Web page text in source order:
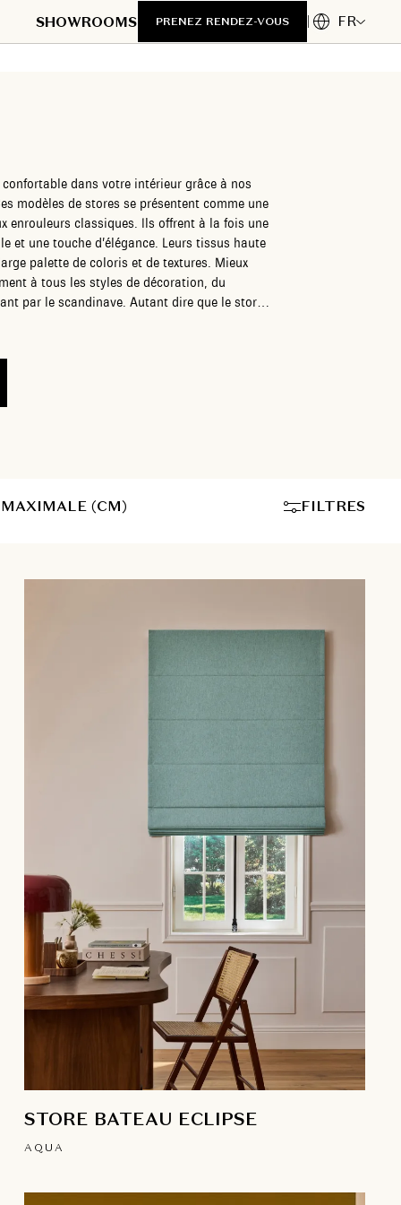
SHOWROOMS PRENEZ RENDEZ-VOUS FR
dans votre intérieur grâce à nos
modèles de stores se présentent comme une
enrouleurs classiques. Ils offrent à la fois une
et une touche d’élégance. Leurs tissus haute
palette de coloris et de textures. Mieux
à tous les styles de décoration, du
par le scandinave. Autant dire que le store
choix incontournable pour allier bien-être et
(CM) FILTRES
STORE BATEAU ECLIPSE
AQUA